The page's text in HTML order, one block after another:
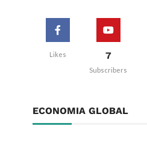
Likes 7
Subscribers
ECONOMIA GLOBAL